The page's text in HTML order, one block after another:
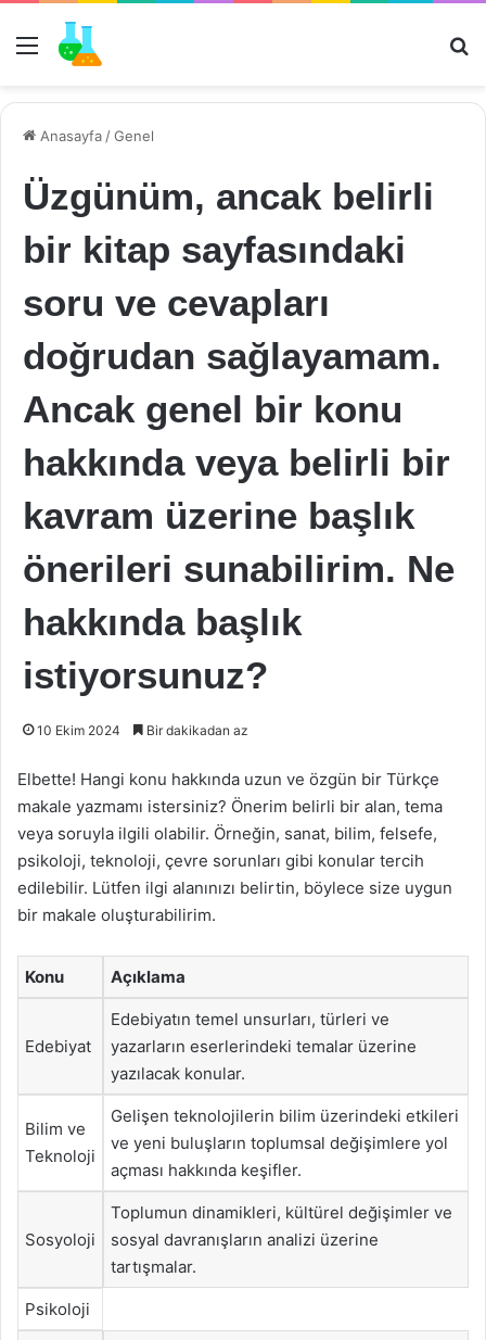
Menü
Anasayfa /Genel
Üzgünüm, ancak belirli
bir kitap sayfasındaki
soru ve cevapları
doğrudan sağlayamam.
Ancak genel bir konu
hakkında veya belirli bir
kavram üzerine başlık
önerileri sunabilirim. Ne
hakkında başlık
istiyorsunuz?
10 Ekim 2024 Bir dakikadan az
Elbette! Hangi konu hakkında uzun ve özgün bir Türkçe
makale yazmamı istersiniz? Önerim belirli bir alan, tema
veya soruyla ilgili olabilir. Örneğin, sanat, bilim, felsefe,
psikoloji, teknoloji, çevre sorunları gibi konular tercih
edilebilir. Lütfen ilgi alanınızı belirtin, böylece size uygun
bir makale oluşturabilirim.
Konu Açıklama
Edebiyat
Edebiyatın temel unsurları, türleri ve
yazarların eserlerindeki temalar üzerine
yazılacak konular.
Bilim ve
Teknoloji
Gelişen teknolojilerin bilim üzerindeki etkileri
ve yeni buluşların toplumsal değişimlere yol
açması hakkında keşifler.
Sosyoloji
Toplumun dinamikleri, kültürel değişimler ve
sosyal davranışların analizi üzerine
tartışmalar.
Psikoloji